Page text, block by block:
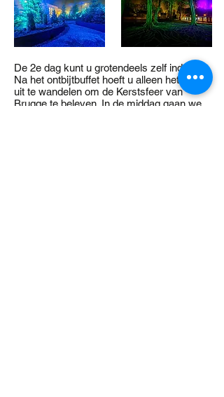
De 2e dag kunt u grotendeels zelf indelen.
Na het ontbijtbuffet hoeft u alleen het hotel
uit te wandelen om de Kerstsfeer van
Brugge te beleven. In de middag gaan we